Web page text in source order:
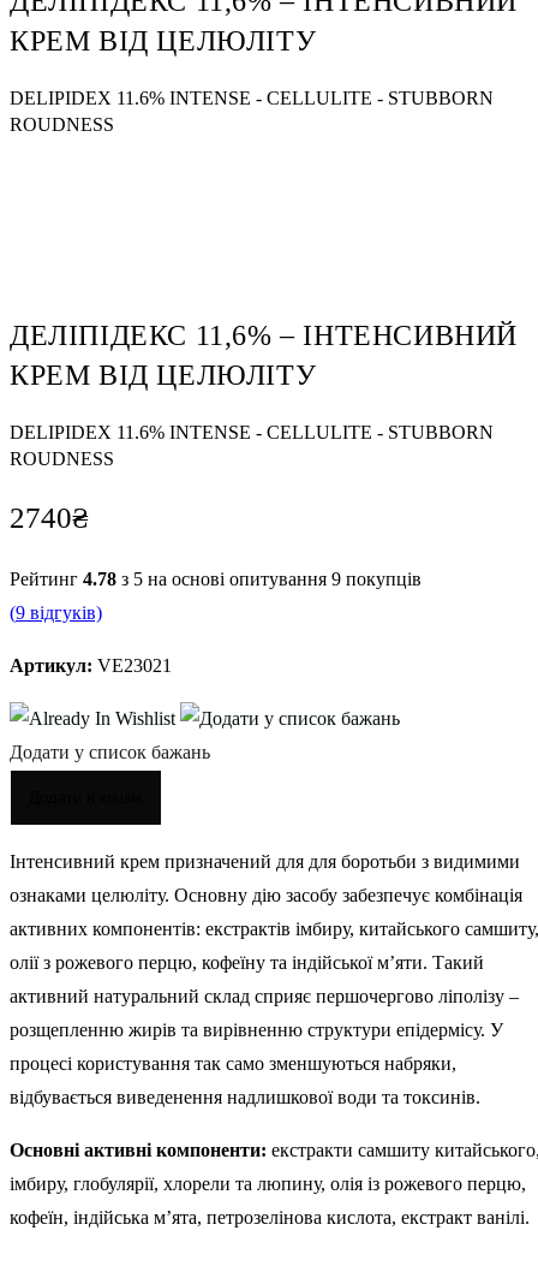
КРЕМ ВІД ЦЕЛЮЛІТУ
DELIPIDEX 11.6% INTENSE - CELLULITE - STUBBORN
ROUDNESS
ДЕЛІПІДЕКС 11,6% ‒ ІНТЕНСИВНИЙ
КРЕМ ВІД ЦЕЛЮЛІТУ
DELIPIDEX 11.6% INTENSE - CELLULITE - STUBBORN
ROUDNESS
2740₴
Рейтинг 4.78 з 5 на основі опитування 9 покупців
(9 відгуків)
Артикул: VE23021
Додати у список бажань
Інтенсивний крем призначений для для боротьби з видимими
ознаками целюліту. Основну дію засобу забезпечує комбінація
активних компонентів: екстрактів імбиру, китайського самшиту,
олії з рожевого перцю, кофеїну та індійської м’яти. Такий
активний натуральний склад сприяє першочергово ліполізу –
розщепленню жирів та вирівненню структури епідермісу. У
процесі користування так само зменшуються набряки,
відбувається виведенення надлишкової води та токсинів.
Основні активні компоненти: екстракти самшиту
імбиру, глобулярії, хлорели та люпину, олія із рожевого перцю,
кофеїн, індійська м’ята, петрозелінова кислота, екстракт ванілі.